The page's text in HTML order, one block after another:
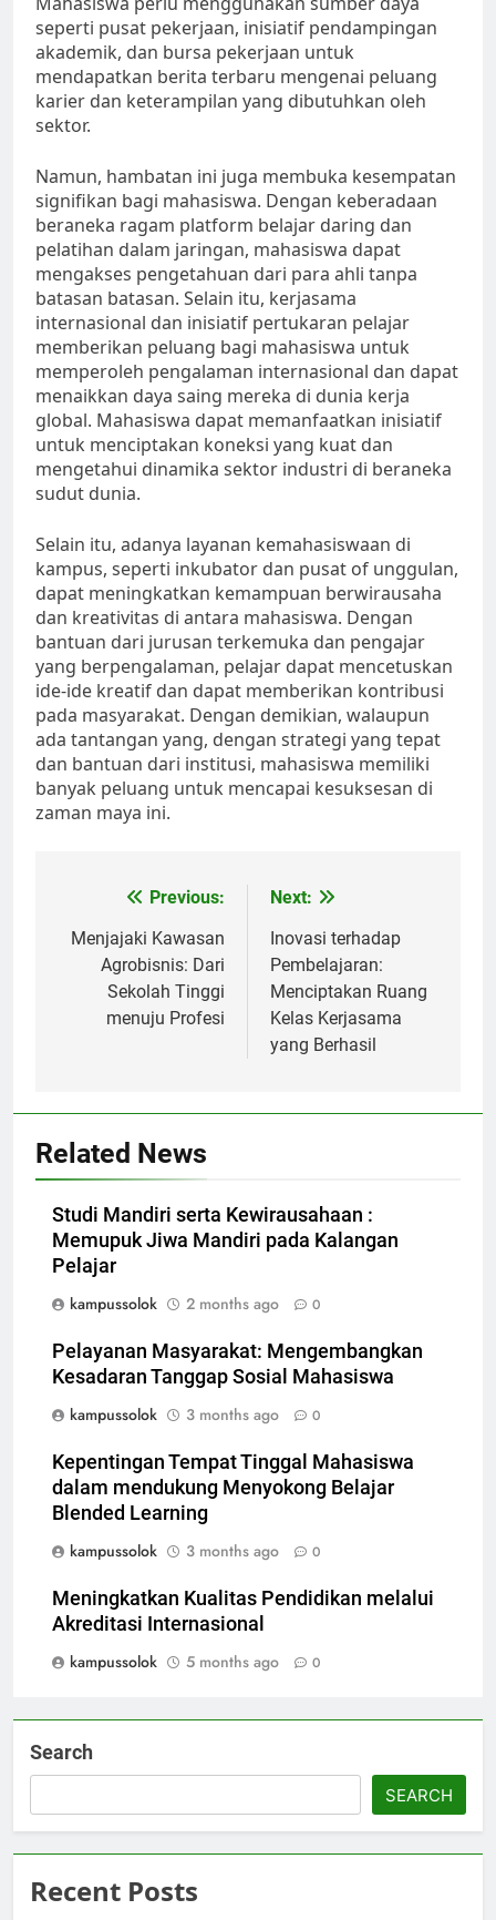
seperti pusat pekerjaan, inisiatif pendampingan
akademik, dan bursa pekerjaan untuk
mendapatkan berita terbaru mengenai peluang
karier dan keterampilan yang dibutuhkan oleh
sektor.
Namun, hambatan ini juga membuka kesempatan
signifikan bagi mahasiswa. Dengan keberadaan
beraneka ragam platform belajar daring dan
pelatihan dalam jaringan, mahasiswa dapat
mengakses pengetahuan dari para ahli tanpa
batasan batasan. Selain itu, kerjasama
internasional dan inisiatif pertukaran pelajar
memberikan peluang bagi mahasiswa untuk
memperoleh pengalaman internasional dan dapat
menaikkan daya saing mereka di dunia kerja
global. Mahasiswa dapat memanfaatkan inisiatif
untuk menciptakan koneksi yang kuat dan
mengetahui dinamika sektor industri di beraneka
sudut dunia.
Selain itu, adanya layanan kemahasiswaan di
kampus, seperti inkubator dan pusat of unggulan,
dapat meningkatkan kemampuan berwirausaha
dan kreativitas di antara mahasiswa. Dengan
bantuan dari jurusan terkemuka dan pengajar
yang berpengalaman, pelajar dapat mencetuskan
ide-ide kreatif dan dapat memberikan kontribusi
pada masyarakat. Dengan demikian, walaupun
ada tantangan yang, dengan strategi yang tepat
dan bantuan dari institusi, mahasiswa memiliki
banyak peluang untuk mencapai kesuksesan di
zaman maya ini.
navigation
Previous:
Menjajaki Kawasan
Agrobisnis: Dari
Sekolah Tinggi
menuju Profesi
Next:
Inovasi terhadap
Pembelajaran:
Menciptakan Ruang
Kelas Kerjasama
yang Berhasil
Related News
Studi Mandiri serta Kewirausahaan :
Memupuk Jiwa Mandiri pada Kalangan
Pelajar
kampussolok
2 months ago 0
Pelayanan Masyarakat: Mengembangkan
Kesadaran Tanggap Sosial Mahasiswa
kampussolok
3 months ago 0
Kepentingan Tempat Tinggal Mahasiswa
dalam mendukung Menyokong Belajar
Blended Learning
kampussolok
3 months ago 0
Meningkatkan Kualitas Pendidikan melalui
Akreditasi Internasional
kampussolok
5 months ago 0
Search
SEARCH
Recent Posts